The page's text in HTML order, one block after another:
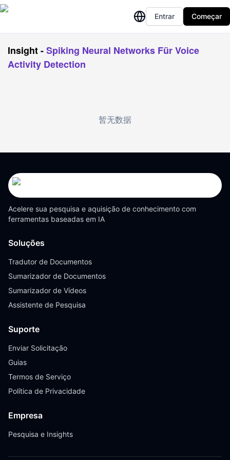
Entrar Começar
Insight-Spiking Neural Networks Für Voice
Activity Detection
暂无数据
Acelere sua pesquisa e aquisição de conhecimento com
ferramentas baseadas em IA
Soluções
Tradutor de Documentos
Sumarizador de Documentos
Sumarizador de Vídeos
Assistente de Pesquisa
Suporte
Enviar Solicitação
Guias
Termos de Serviço
Política de Privacidade
Empresa
Pesquisa e Insights